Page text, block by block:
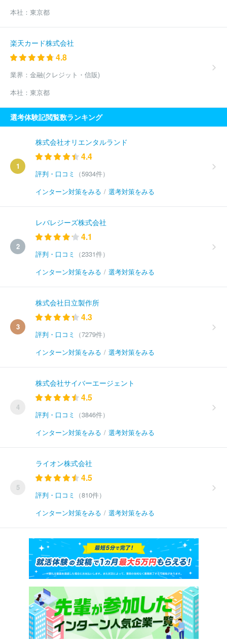
本社： 東京都
楽天カード株式会社
4.8
業界： 金融(クレジット・信販)
本社： 東京都
選考体験記閲覧数ランキング
1
株式会社オリエンタルランド
4.4
評判・口コミ
（5934件）
インターン対策をみる / 選考対策をみる
2
レバレジーズ株式会社
4.1
評判・口コミ
（2331件）
インターン対策をみる / 選考対策をみる
3
株式会社日立製作所
4.3
評判・口コミ
（7279件）
インターン対策をみる / 選考対策をみる
4
株式会社サイバーエージェント
4.5
評判・口コミ
（3846件）
インターン対策をみる / 選考対策をみる
5
ライオン株式会社
4.5
評判・口コミ
（810件）
インターン対策をみる / 選考対策をみる